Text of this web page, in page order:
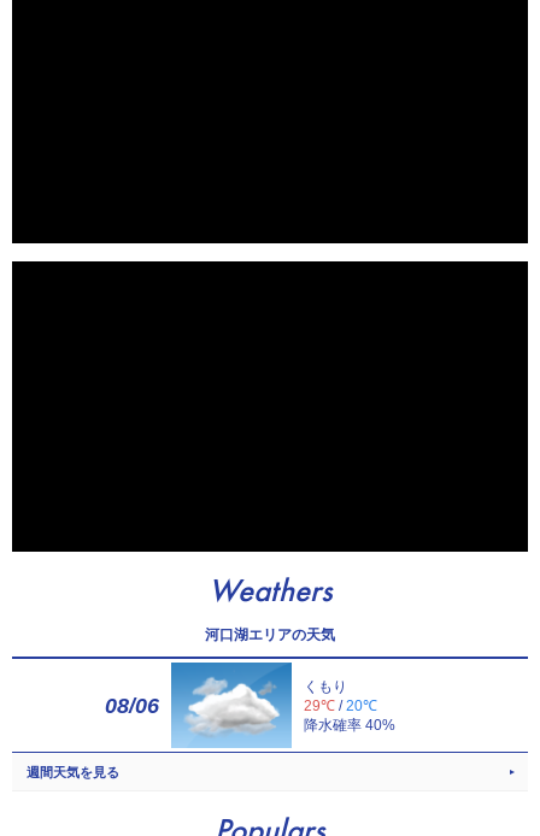
Weathers
河口湖エリアの天気
08/06
くもり
29℃ /20℃
降水確率 40%
週間天気を見る